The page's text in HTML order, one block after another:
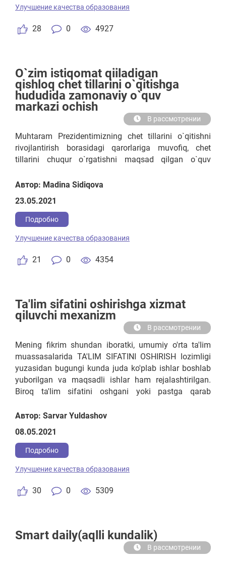
28 0 4927
Улучшение качества образования
O`zim istiqomat qiiladigan
qishloq chet tillarini o`qitishga
hududida zamonaviy o`quv
markazi ochish
В рассмотрении
Muhtaram Prezidentimizning chet tillarini o`qitishni
rivojlantirish borasidagi qarorlariga muvofiq, chet
tillarini chuqur o`rgatishni maqsad qilgan o`quv
Автор: Madina Sidiqova
23.05.2021
Подробно
21 0 4354
Улучшение качества образования
Ta'lim sifatini oshirishga xizmat
qiluvchi mexanizm
В рассмотрении
Mening fikrim shundan iboratki, umumiy o'rta ta'lim
muassasalarida TA'LIM SIFATINI OSHIRISH lozimligi
yuzasidan bugungi kunda juda ko'plab ishlar boshlab
yuborilgan va maqsadli ishlar ham rejalashtirilgan.
Biroq ta'lim sifatini oshgani yoki pastga qarab
vaziyatlarni 100 foiz qamrab olib, aniq bir faktli
ma'lumotni hech kim ayta olmasa kerak. Sababi
maktabda ta'lim sifatini qay darajada ekanligini avvalo
maktabning o'quv ishlari bo'yicha direktor o'rinbosari
bilishi kerak bo'lsa har bir o'quvchining bilim darajasini
yuqoriga yoki pastga o'sish diagrammasini o'quvchiga
va fan o'qituvchilariga bildirib borishi kerak.
Автор: Sarvar Yuldashov
08.05.2021
Подробно
30 0 5309
Улучшение качества образования
Smart daily(aqlli kundalik)
В рассмотрении